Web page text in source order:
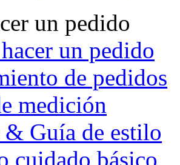
un pedido
un pedido
de pedidos
medición
Guía de estilo
cuidado básico